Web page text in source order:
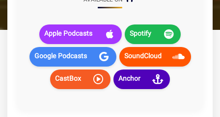
Spotify
Apple Podcasts
SoundCloud
Google Podcasts
Anchor
CastBox